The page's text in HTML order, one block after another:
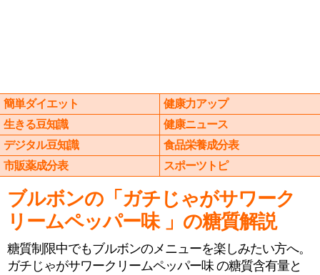
簡単ダイエット
健康力アップ
生きる豆知識
健康ニュース
デジタル豆知識
食品栄養成分表
市販薬成分表
スポーツトピ
ブルボンの「ガチじゃがサワーク
リームペッパー味 」の糖質解説
糖質制限中でもブルボンのメニューを楽しみたい方へ。
ガチじゃがサワークリームペッパー味 の糖質含有量と